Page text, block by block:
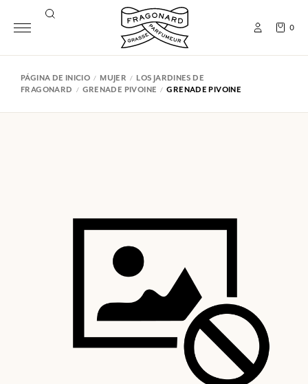
0
PÁGINA DE INICIO MUJER
LOS JARDINES DE
FRAGONARD
GRENADE PIVOINE GRENADE PIVOINE